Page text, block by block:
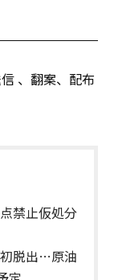
、翻案、配布
禁止仮処分
脱出…原油